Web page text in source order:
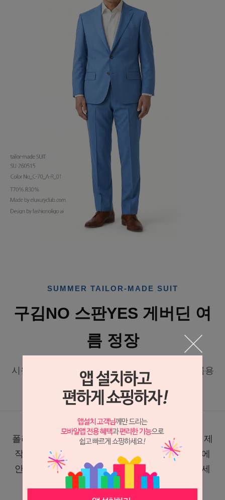
SUMMER TAILOR-MADE SUIT
구김NO 스판YES 게버딘 여
름 정장
시원한 컬러감과 깔끔한 실루엣이 돋보이는 여름용
맞춤 정장
폴리 70%, 레이온 30% 혼방의 게버딘 원단으로 제
작한 여름용 정장입니다. 가볍고 산뜻한 착용감에
안정적인 형태감을 더해, 여름철에도 단정하고 세
련된 스타일을 완성할 수 있습니다.